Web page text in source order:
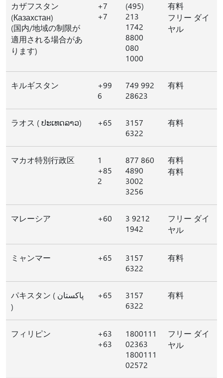
カザフスタン
(Казахстан)
(国内/地域の制限が
適用される場合があ
ります)
+7
+7
(495)
213
1742
8800
080
1000
有料
フリー ダイ
ヤル
キルギスタン
+99
6
749 992
28623
有料
ラオス ( ປະເທດລາວ) +65
3157
6322
有料
マカオ特別行政区
1
+85
2
877 860
4890
3002
3256
有料
有料
マレーシア +60
3 9212
1942
フリー ダイ
ヤル
ミャンマー +65
3157
6322
有料
パキスタン ( پاکستان
)
+65
3157
6322
有料
フィリピン
+63
+63
1800111
02363
1800111
02572
フリー ダイ
ヤル